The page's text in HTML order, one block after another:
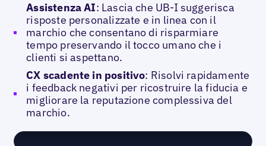
Assistenza AI: Lascia che UB-I suggerisca
risposte personalizzate e in linea con il
marchio che consentano di risparmiare
tempo preservando il tocco umano che i
clienti si aspettano.
CX scadente in positivo: Risolvi rapidamente
i feedback negativi per ricostruire la fiducia e
migliorare la reputazione complessiva del
marchio.